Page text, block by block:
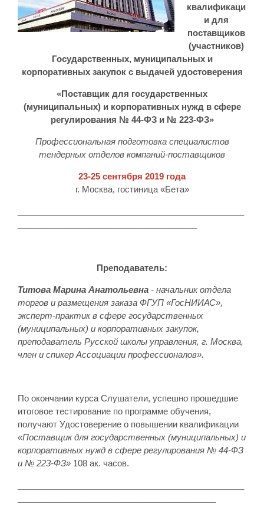
квалификаци
и для
поставщиков
(участников)
Государственных, муниципальных и
корпоративных закупок с выдачей удостоверения
«Поставщик для государственных
(муниципальных) и корпоративных нужд в сфере
регулирования № 44-ФЗ и № 223-ФЗ»
Профессиональная подготовка специалистов
тендерных отделов компаний-поставщиков
23-25 сентября 2019 года
г. Москва, гостиница «Бета»
Преподаватель:
Титова Марина Анатольевна - начальник отдела
торгов и размещения заказа ФГУП «ГосНИИАС»,
эксперт-практик в сфере государственных
(муниципальных) и корпоративных закупок,
преподаватель Русской школы управления, г. Москва,
член и спикер Ассоциации профессионалов».
По окончании курса Слушатели, успешно прошедшие
итоговое тестирование по программе обучения,
получают Удостоверение о повышении квалификации
«Поставщик для государственных (муниципальных) и
корпоративных нужд в сфере регулирования № 44-ФЗ
и № 223-ФЗ» 108 ак. часов.